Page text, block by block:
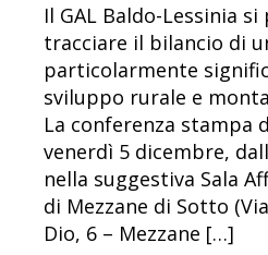
Il GAL Baldo-Lessinia
tracciare il bilancio di
particolarmente
sviluppo rurale e
La conferenza stampa
venerdì 5 dicembre,
nella suggestiva Sala
di Mezzane di Sotto
Dio, 6 – Mezzane […]